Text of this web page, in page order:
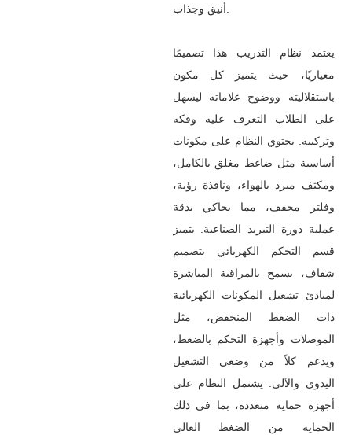
يعتمد نظام التدريب هذا تصميمًا
معياريًا، حيث يتميز كل مكون
باستقلاليته ووضوح علاماته ليسهل
على الطلاب التعرف عليه وفكه
وتركيبه. يحتوي النظام على مكونات
أساسية مثل ضاغط مغلق بالكامل،
ومكثف مبرد بالهواء، ونافذة رؤية،
وفلتر مجفف، مما يحاكي بدقة
عملية دورة التبريد الصناعية. يتميز
قسم التحكم الكهربائي بتصميم
شفاف، يسمح بالمراقبة المباشرة
لمبادئ تشغيل المكونات الكهربائية
ذات الضغط المنخفض، مثل
الموصلات وأجهزة التحكم بالضغط،
ويدعم كلاً من وضعي التشغيل
اليدوي والآلي. يشتمل النظام على
أجهزة حماية متعددة، بما في ذلك
الحماية من الضغط العالي